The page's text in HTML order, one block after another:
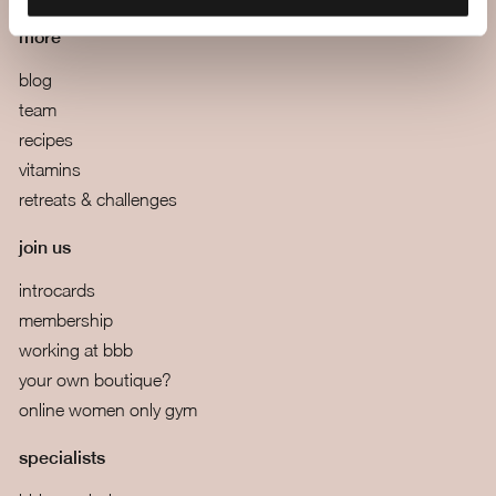
more
blog
team
recipes
vitamins
retreats & challenges
join us
introcards
membership
working at bbb
your own boutique?
online women only gym
specialists